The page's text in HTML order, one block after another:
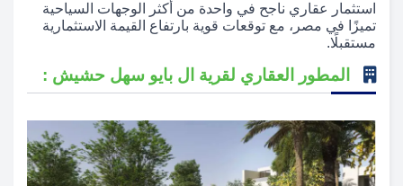
استثمار عقاري ناجح في واحدة من أكثر الوجهات السياحية
تميزًا في مصر، مع توقعات قوية بارتفاع القيمة الاستثمارية
مستقبلًا.
المطور العقاري لقرية ال بايو سهل حشيش :